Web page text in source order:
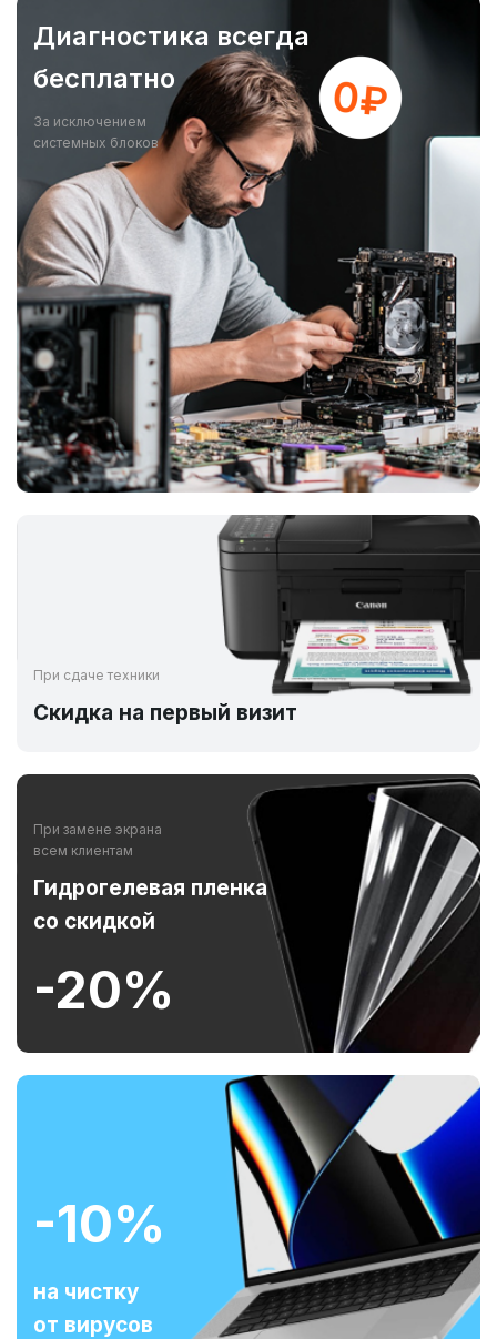
Диагностика всегда
бесплатно
За исключением
системных блоков
При сдаче техники
Скидка на первый визит
При замене экрана
всем клиентам
Гидрогелевая пленка
со скидкой
-20%
-10%
на чистку
от вирусов